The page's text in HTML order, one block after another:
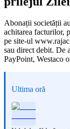
Abonații societății
achitarea facturilor,
pe site-ul
sau direct debit. De
PayPoint, Westaco
Ultima oră